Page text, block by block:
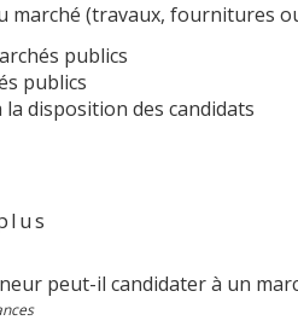
marché (travaux, fournitures
publics
publics
la disposition des candidats
peut-il candidater à un